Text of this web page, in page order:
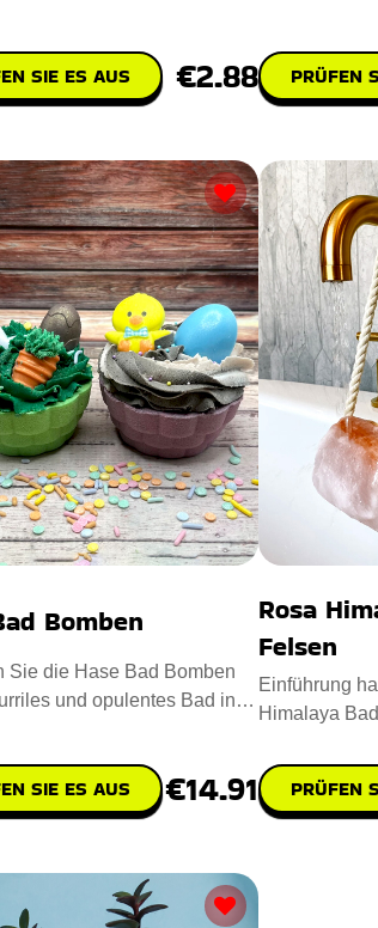
SIE ES AUS €2.88 PRÜFEN
Bomben
Sie die Hase Bad Bomben
und opulentes Bad in
SIE ES AUS €14.91
Rosa
Felsen
Einführung
Himalaya
PRÜFEN